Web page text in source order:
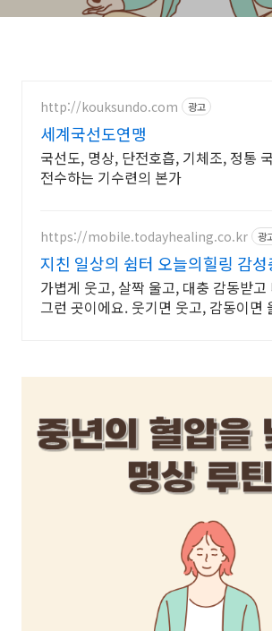
http://kouksundo.com 광고
세계국선도연맹
국선도, 명상, 단전호흡, 기체조, 정통
전수하는 기수련의 본가
https://mobile.todayhealing.co.kr 광
지친 일상의 쉼터 오늘의힐링 감
힐링타임
가볍게 웃고, 살짝 울고, 대충 감동받
그런 곳이에요. 웃기면 웃고, 감동이면